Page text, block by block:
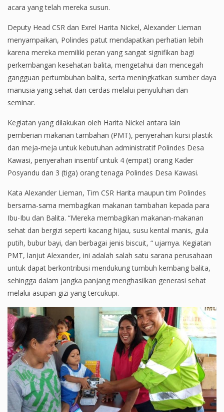
acara yang telah mereka susun.
Deputy Head CSR dan Exrel Harita Nickel, Alexander Lieman
menyampaikan, Polindes patut mendapatkan perhatian lebih
karena mereka memiliki peran yang sangat signifikan bagi
perkembangan kesehatan balita, mengetahui dan mencegah
gangguan pertumbuhan balita, serta meningkatkan sumber daya
manusia yang sehat dan cerdas melalui penyuluhan dan
seminar.
Kegiatan yang dilakukan oleh Harita Nickel antara lain
pemberian makanan tambahan (PMT), penyerahan kursi plastik
dan meja-meja untuk kebutuhan administratif Polindes Desa
Kawasi, penyerahan insentif untuk 4 (empat) orang Kader
Posyandu dan 3 (tiga) orang tenaga Polindes Desa Kawasi.
Kata Alexander Lieman, Tim CSR Harita maupun tim Polindes
bersama-sama membagikan makanan tambahan kepada para
Ibu-Ibu dan Balita. “Mereka membagikan makanan-makanan
sehat dan bergizi seperti kacang hijau, susu kental manis, gula
putih, bubur bayi, dan berbagai jenis biscuit, “ ujarnya. Kegiatan
PMT, lanjut Alexander, ini adalah salah satu sarana perusahaan
untuk dapat berkontribusi mendukung tumbuh kembang balita,
sehingga dalam jangka panjang menghasilkan generasi sehat
melalui asupan gizi yang tercukupi.